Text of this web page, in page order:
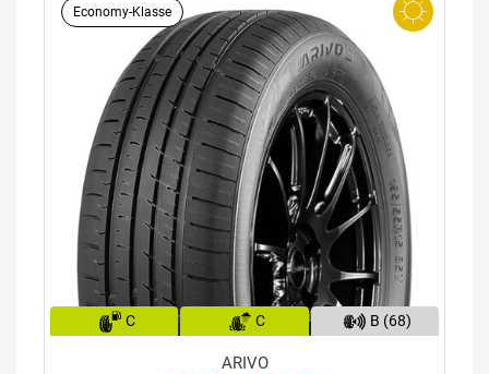
Economy-Klasse
C C B (68)
ARIVO